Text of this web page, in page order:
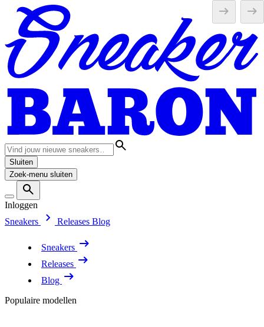
Sluiten
Zoek-menu sluiten
Inloggen
Sneakers
Releases Blog
Sneakers
Releases
Blog
Populaire modellen